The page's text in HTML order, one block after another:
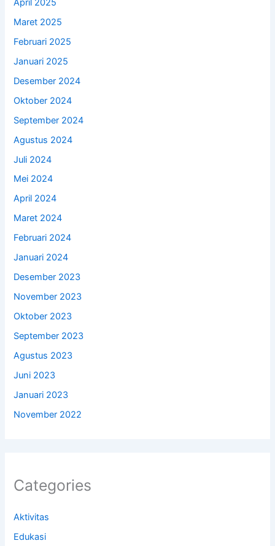
April 2025
Maret 2025
Februari 2025
Januari 2025
Desember 2024
Oktober 2024
September 2024
Agustus 2024
Juli 2024
Mei 2024
April 2024
Maret 2024
Februari 2024
Januari 2024
Desember 2023
November 2023
Oktober 2023
September 2023
Agustus 2023
Juni 2023
Januari 2023
November 2022
Categories
Aktivitas
Edukasi